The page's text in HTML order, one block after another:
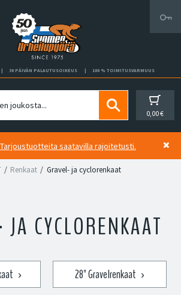
30 PÄIVÄN PALAUTUSOIKEUS 100 % TOIMITUSVARMUUS
0,00 €
Tarjoustuotteita saatavilla rajoitetusti.
Renkaat Gravel- ja cyclorenkaat
CYCLORENKAAT
› 28" Gravelrenkaat ›